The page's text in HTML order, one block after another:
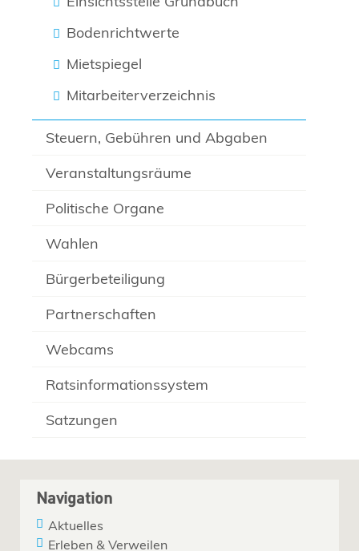
Bodenrichtwerte
Mietspiegel
Mitarbeiterverzeichnis
Steuern, Gebühren und Abgaben
Veranstaltungsräume
Politische Organe
Wahlen
Bürgerbeteiligung
Partnerschaften
Webcams
Ratsinformationssystem
Satzungen
Navigation
Aktuelles
Erleben & Verweilen